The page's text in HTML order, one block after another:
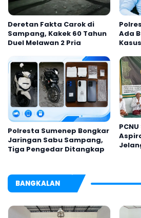
Deretan Fakta Carok di
Sampang, Kakek 60 Tahun
Duel Melawan 2 Pria
Ada
Polresta Sumenep Bongkar
Jaringan Sabu Sampang,
Tiga Pengedar Ditangkap
BANGKALAN